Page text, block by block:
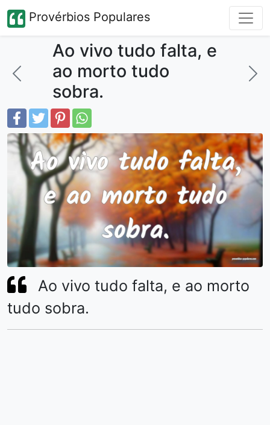
Provérbios Populares
Ao vivo tudo falta, e
ao morto tudo
sobra.
Ao vivo tudo falta, e ao morto
tudo sobra.